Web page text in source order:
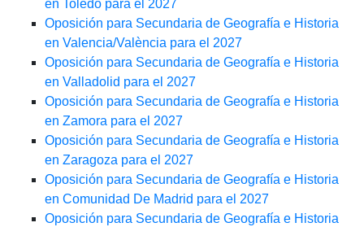
en Toledo para el 2027
Oposición para Secundaria de Geografía e Historia
en Valencia/València para el 2027
Oposición para Secundaria de Geografía e Historia
en Valladolid para el 2027
Oposición para Secundaria de Geografía e Historia
en Zamora para el 2027
Oposición para Secundaria de Geografía e Historia
en Zaragoza para el 2027
Oposición para Secundaria de Geografía e Historia
en Comunidad De Madrid para el 2027
Oposición para Secundaria de Geografía e Historia